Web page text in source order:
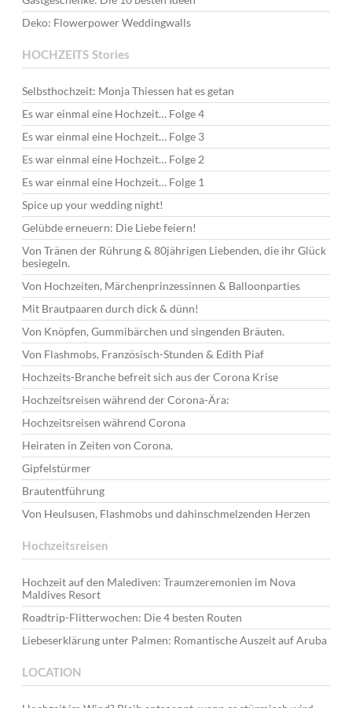
Deko: Flowerpower Weddingwalls
HOCHZEITS Stories
Selbsthochzeit: Monja Thiessen hat es getan
Es war einmal eine Hochzeit… Folge 4
Es war einmal eine Hochzeit… Folge 3
Es war einmal eine Hochzeit… Folge 2
Es war einmal eine Hochzeit… Folge 1
Spice up your wedding night!
Gelübde erneuern: Die Liebe feiern!
Von Tränen der Rührung & 80jährigen Liebenden, die ihr Glück
besiegeln.
Von Hochzeiten, Märchenprinzessinnen & Balloonparties
Mit Brautpaaren durch dick & dünn!
Von Knöpfen, Gummibärchen und singenden Bräuten.
Von Flashmobs, Französisch-Stunden & Edith Piaf
Hochzeits-Branche befreit sich aus der Corona Krise
Hochzeitsreisen während der Corona-Ära:
Hochzeitsreisen während Corona
Heiraten in Zeiten von Corona.
Gipfelstürmer
Brautentführung
Von Heulsusen, Flashmobs und dahinschmelzenden Herzen
Hochzeitsreisen
Hochzeit auf den Malediven: Traumzeremonien im Nova
Maldives Resort
Roadtrip-Flitterwochen: Die 4 besten Routen
Liebeserklärung unter Palmen: Romantische Auszeit auf Aruba
LOCATION